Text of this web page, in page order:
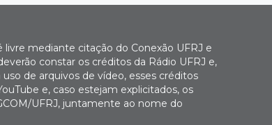
mediante citação do Conexão UFRJ e
constar os créditos da Rádio UFRJ e,
de arquivos de vídeo, esses créditos
e, caso estejam explicitados, os
UFRJ, juntamente ao nome do